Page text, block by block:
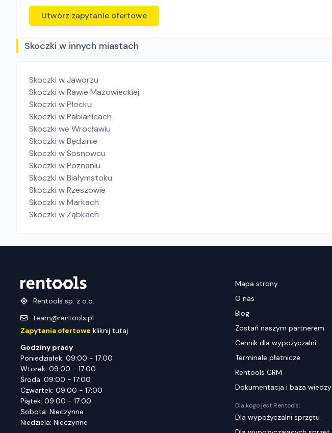
Utwórz zapytanie ofertowe
Skoczki w innych miastach
Skoczki w Jaworzu
Skoczki w Rawie Mazowieckiej
Skoczki w Płocku
Skoczki w Pabianicach
Skoczki we Wrocławiu
Skoczki w Będzinie
Skoczki w Sosnowcu
Skoczki w Poznaniu
Skoczki w Białymstoku
Skoczki w Rzeszowie
Skoczki w Markach
Skoczki w Ząbkach
Rentools sp. z o.o.
team@rentools.pl
Zapytania ofertowe kliknij tutaj
Godziny pracy
Poniedziałek: 09:00 - 17:00
Wtorek: 09:00 - 17:00
Środa: 09:00 - 17:00
Czwartek: 09:00 - 17:00
Piątek: 09:00 - 17:00
Sobota: Nieczynne
Niedziela: Nieczynne
Mapa strony
O nas
Blog
Zostań naszym partnerem
Cennik dla wypożyczalni
Terminale płatnicze
Rentools CRM
Dokumentacja i baza wiedzy
Dla kogo jest Rentools:
Dla wypożyczalni sprzętu